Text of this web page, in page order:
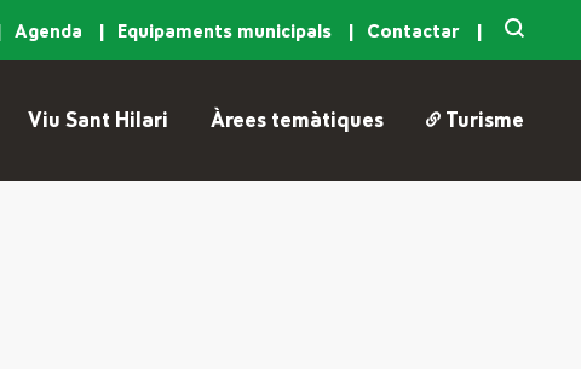
Agenda Equipaments municipals Contactar
Viu Sant Hilari Àrees temàtiques Turisme